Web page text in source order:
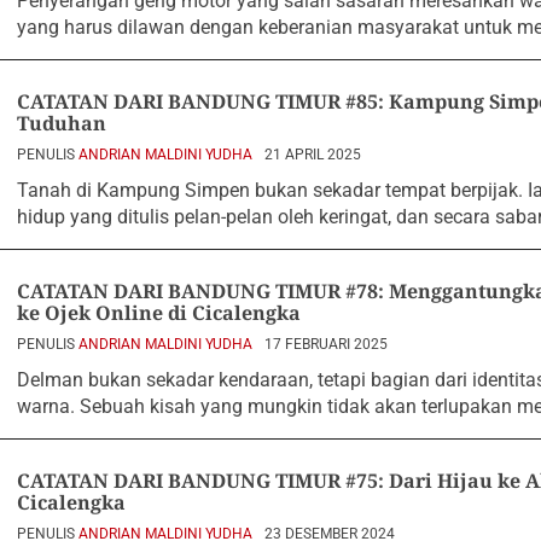
yang harus dilawan dengan keberanian masyarakat untuk
CATATAN DARI BANDUNG TIMUR #85: Kampung
Tuduhan
PENULIS ANDRIAN MALDINI YUDHA 21 APRIL 2025
Tanah di Kampung Simpen bukan sekadar tempat berpijak.
hidup yang ditulis pelan-pelan oleh keringat, dan secara
CATATAN DARI BANDUNG TIMUR #78:
ke Ojek Online di Cicalengka
PENULIS ANDRIAN MALDINI YUDHA 17 FEBRUARI 2025
Delman bukan sekadar kendaraan, tetapi bagian dari
warna. Sebuah kisah yang mungkin tidak akan terlupakan
CATATAN DARI BANDUNG TIMUR #75: Dari Hijau
Cicalengka
PENULIS ANDRIAN MALDINI YUDHA 23 DESEMBER 2024